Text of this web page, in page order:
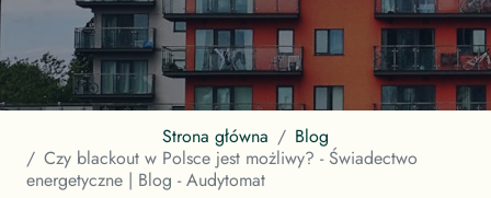
Strona główna
Blog
Czy blackout w Polsce jest możliwy? - Świadectwo
energetyczne | Blog - Audytomat